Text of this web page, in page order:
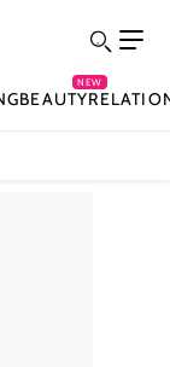
BEAUTY
NEW